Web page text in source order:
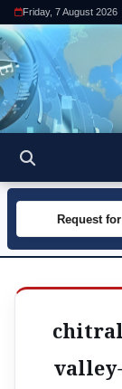
Friday, 7 August 2026
Request